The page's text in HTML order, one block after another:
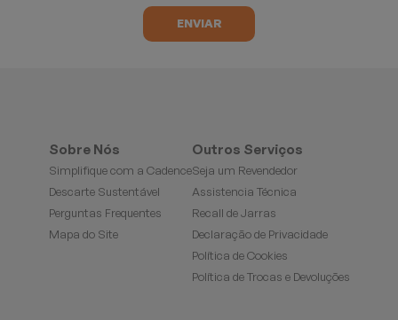
Sobre Nós
Simplifique com a Cadence
Descarte Sustentável
Perguntas Frequentes
Mapa do Site
Outros Serviços
Seja um Revendedor
Assistencia Técnica
Recall de Jarras
Declaração de Privacidade
Política de Cookies
Política de Trocas e Devoluções